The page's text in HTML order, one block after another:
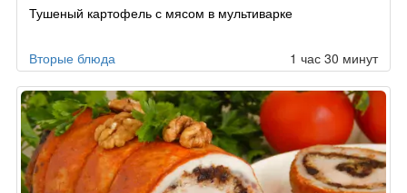
по
Тушеный картофель с мясом в мультиварке
Вторые блюда 1 час 30 минут